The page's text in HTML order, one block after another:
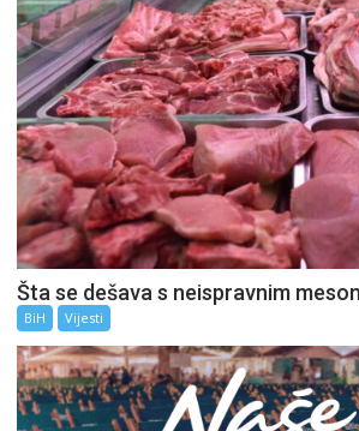
Šta se dešava s neispravnim
BiH Vijesti